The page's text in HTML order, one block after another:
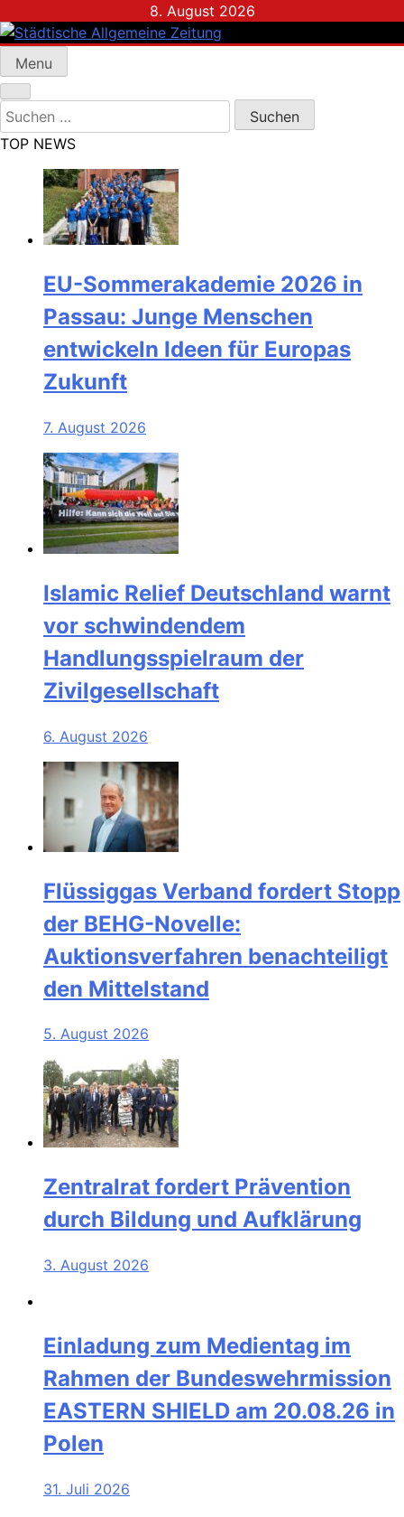
to
content
8. August 2026
Städtische Allgemeine Zeitung
Menu
Suchen
nach:
TOP NEWS
EU-Sommerakademie 2026 in
Passau: Junge Menschen
entwickeln Ideen für Europas
Zukunft
7. August 2026
Islamic Relief Deutschland warnt
vor schwindendem
Handlungsspielraum der
Zivilgesellschaft
6. August 2026
Flüssiggas Verband fordert Stopp
der BEHG-Novelle:
Auktionsverfahren benachteiligt
den Mittelstand
5. August 2026
Zentralrat fordert Prävention
durch Bildung und Aufklärung
3. August 2026
Einladung zum Medientag im
Rahmen der Bundeswehrmission
EASTERN SHIELD am 20.08.26 in
Polen
31. Juli 2026